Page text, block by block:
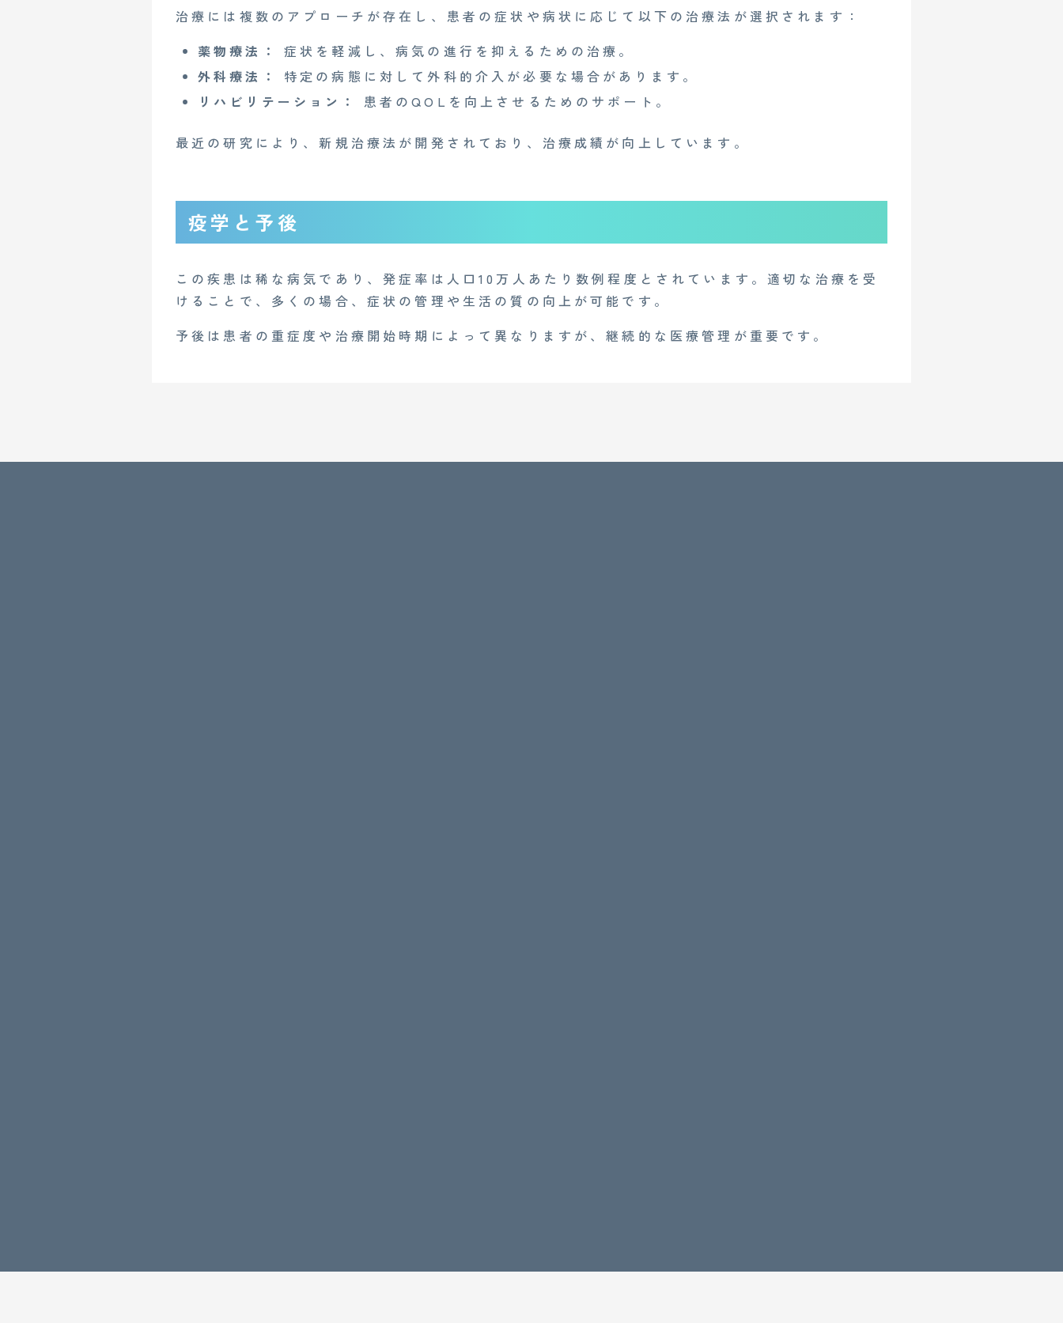
治療には複数のアプローチが存在し、患者の症状や病状に応じて以下の治療法が選択されます：
薬物療法：
症状を軽減し、病気の進行を抑えるための治療。
外科療法：
特定の病態に対して外科的介入が必要な場合があります。
リハビリテーション：
患者のQOLを向上させるためのサポート。
最近の研究により、新規治療法が開発されており、治療成績が向上しています。
疫学と予後
この疾患は稀な病気であり、発症率は人口10万人あたり数例程度とされています。適切な治療を受
けることで、多くの場合、症状の管理や生活の質の向上が可能です。
予後は患者の重症度や治療開始時期によって異なりますが、継続的な医療管理が重要です。